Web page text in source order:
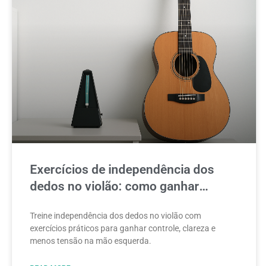
Exercícios de independência dos
dedos no violão: como ganhar
Treine independência dos dedos no violão com
exercícios práticos para ganhar controle, clareza e
menos tensão na mão esquerda.